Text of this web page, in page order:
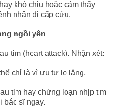
khó chịu hoặc cảm thấy
nhân đi cấp cứu.
ngồi yên
tim (heart attack). Nhận xét:
chỉ là vì ưu tư lo lắng,
tim hay chứng loạn nhịp tim
bác sĩ ngay.